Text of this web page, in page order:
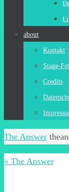
about
Kontakt
Stage-
Credits
Start
The Answer
« The Answer